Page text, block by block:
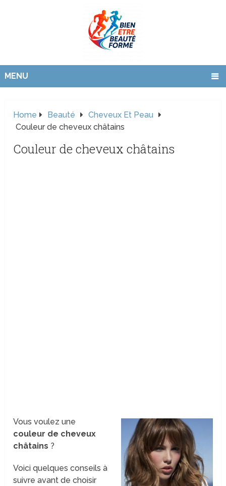
MENU
Home Beauté
Cheveux Et Peau
Couleur de cheveux châtains
Couleur de cheveux châtains
Vous voulez une
couleur de cheveux
châtains ?
Voici quelques conseils à
suivre avant de choisir